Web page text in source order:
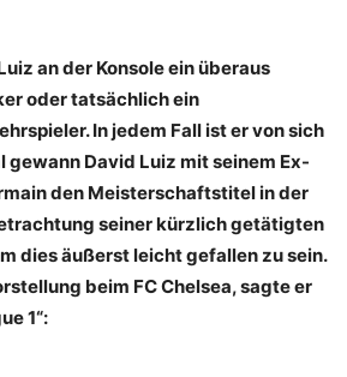
an der Konsole ein überaus
oder tatsächlich ein
In jedem Fall ist er von sich
gewann David Luiz mit seinem Ex-
den Meisterschaftstitel in der
seiner kürzlich getätigten
dies äußerst leicht gefallen zu sein.
beim FC Chelsea, sagte er
1“: